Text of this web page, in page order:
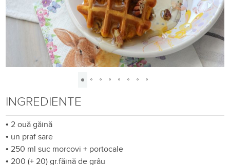
INGREDIENTE
• 2 ouă găină
• un praf sare
• 250 ml suc morcovi + portocale
• 200 (+ 20) gr.făină de grâu